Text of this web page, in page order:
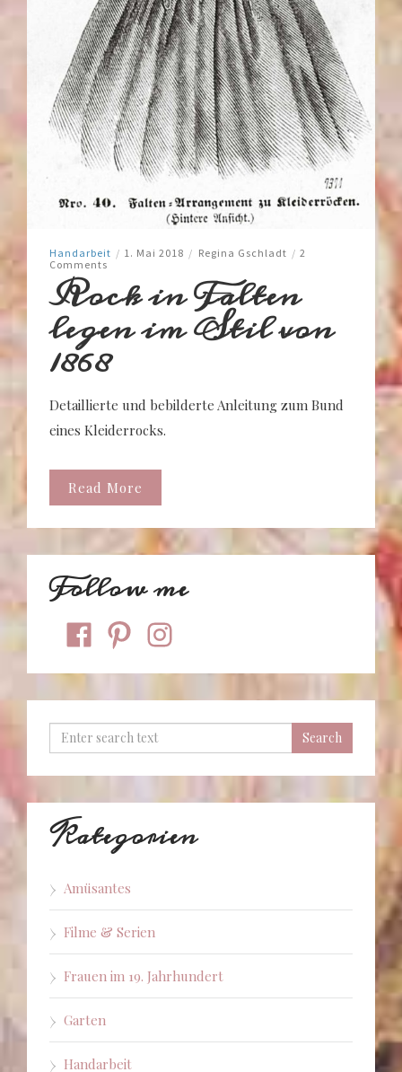
Handarbeit / 1. Mai 2018 / Regina Gschladt / 2
Comments
Rock in Falten
legen im Stil von
1868
Detaillierte und bebilderte Anleitung zum Bund
eines Kleiderrocks.
Read More
Follow me
facebookpinterestinstagram
Kategorien
Amüsantes
Filme & Serien
Frauen im 19. Jahrhundert
Garten
Handarbeit